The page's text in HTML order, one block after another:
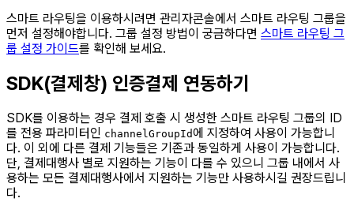
스마트 라우팅을 이용하시려면 관리자콘솔에서 스마트 라우팅 그룹을
먼저 설정해야합니다. 그룹 설정 방법이 궁금하다면 스마트 라우팅 그
룹 설정 가이드를 확인해 보세요.
SDK(결제창) 인증결제 연동하기
SDK를 이용하는 경우 결제 호출 시 생성한 스마트 라우팅 그룹의 ID
를 전용 파라미터인 channelGroupId에 지정하여 사용이 가능합니
다. 이 외에 다른 결제 기능들은 기존과 동일하게 사용이 가능합니다.
단, 결제대행사 별로 지원하는 기능이 다를 수 있으니 그룹 내에서 사
용하는 모든 결제대행사에서 지원하는 기능만 사용하시길 권장드립니
다.